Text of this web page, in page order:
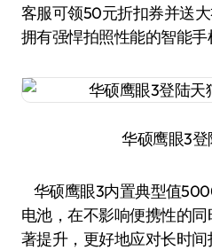
客服可领50元折扣券并送
拥有强悍拍照性能的智能手
华硕鹰眼3登
华硕鹰眼3内置典型值
电池，在不影响便携性的
著提升，更好地应对长时